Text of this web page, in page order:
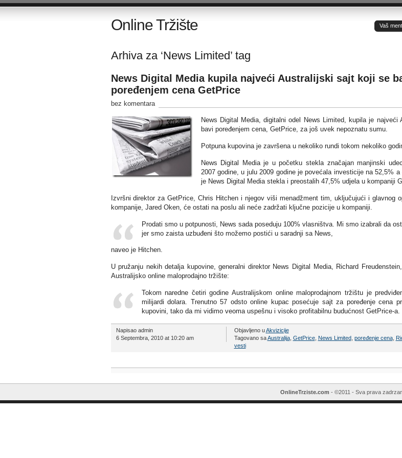
Online Tržište Vaš
Arhiva za ‘News Limited’ tag
News Digital Media kupila najveći Australijski sajt koji se
poređenjem cena GetPrice
bez komentara
News Digital Media, digitalni odel News Limited, kupila je
bavi poređenjem cena, GetPrice, za još uvek nepoznatu sumu.
Potpuna kupovina je završena u nekoliko rundi tokom nekoliko
News Digital Media je u početku stekla značajan manjinski
2007 godine, u julu 2009 godine je povećala investicije na 52,5%
je News Digital Media stekla i preostalih 47,5% udjela u kompaniji
Izvršni direktor za GetPrice, Chris Hitchen i njegov viši menadžment tim, uključujući i glavnog
kompanije, Jared Oken, će ostati na poslu ali neće zadržati ključne pozicije u kompaniji.
Prodati smo u potpunosti, News sada poseduju 100% vlasništva. Mi smo izabrali da
jer smo zaista uzbuđeni što možemo postići u saradnji sa News,
naveo je Hitchen.
U pružanju nekih detalja kupovine, generalni direktor News Digital Media, Richard
Australijsko online maloprodajno tržište:
Tokom naredne četiri godine Australijskom online maloprodajnom tržištu je
milijardi dolara. Trenutno 57 odsto online kupac posećuje sajt za poređenje cena
kupovini, tako da mi vidimo veoma uspešnu i visoko profitabilnu budućnost GetPrice-a.
Napisao admin
6 Septembra, 2010 at 10:20 am
Objavljeno uAkvizicije
Tagovano saAustralija, GetPrice, News Limited, poređenje cena,
vesti
OnlineTrziste.com - ©2011 - Sva prava